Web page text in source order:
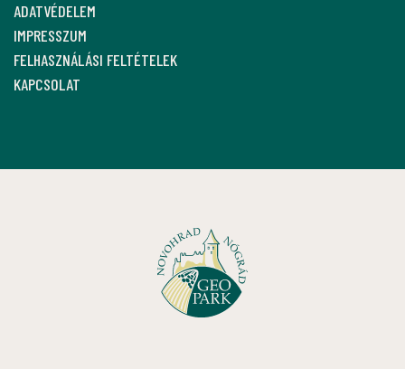
ADATVÉDELEM
IMPRESSZUM
FELHASZNÁLÁSI FELTÉTELEK
KAPCSOLAT